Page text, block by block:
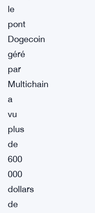
le
pont
Dogecoin
géré
par
Multichain
a
vu
plus
de
600
000
dollars
de